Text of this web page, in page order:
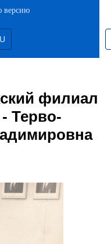
версию
филиал
Терво-